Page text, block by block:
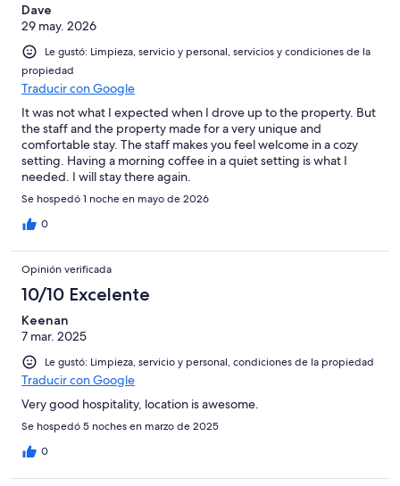
Dave
29 may. 2026
Le gustó: Limpieza, servicio y personal, servicios y condiciones de la
propiedad
Traducir con Google
It was not what I expected when I drove up to the property. But
the staff and the property made for a very unique and
comfortable stay. The staff makes you feel welcome in a cozy
setting. Having a morning coffee in a quiet setting is what I
needed. I will stay there again.
Se hospedó 1 noche en mayo de 2026
0
Opinión verificada
10/10 Excelente
Keenan
7 mar. 2025
Le gustó: Limpieza, servicio y personal, condiciones de la propiedad
Traducir con Google
Very good hospitality, location is awesome.
Se hospedó 5 noches en marzo de 2025
0